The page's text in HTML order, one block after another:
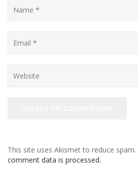
This site uses Akismet to reduce spam.
comment data is processed.